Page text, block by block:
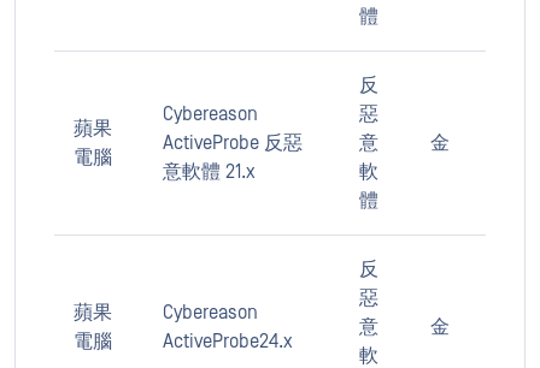
體
蘋果
電腦
Cybereason
ActiveProbe 反惡
意軟體 21.x
反
惡
意
軟
體
金
蘋果
電腦
Cybereason
ActiveProbe24.x
反
惡
意
軟
金